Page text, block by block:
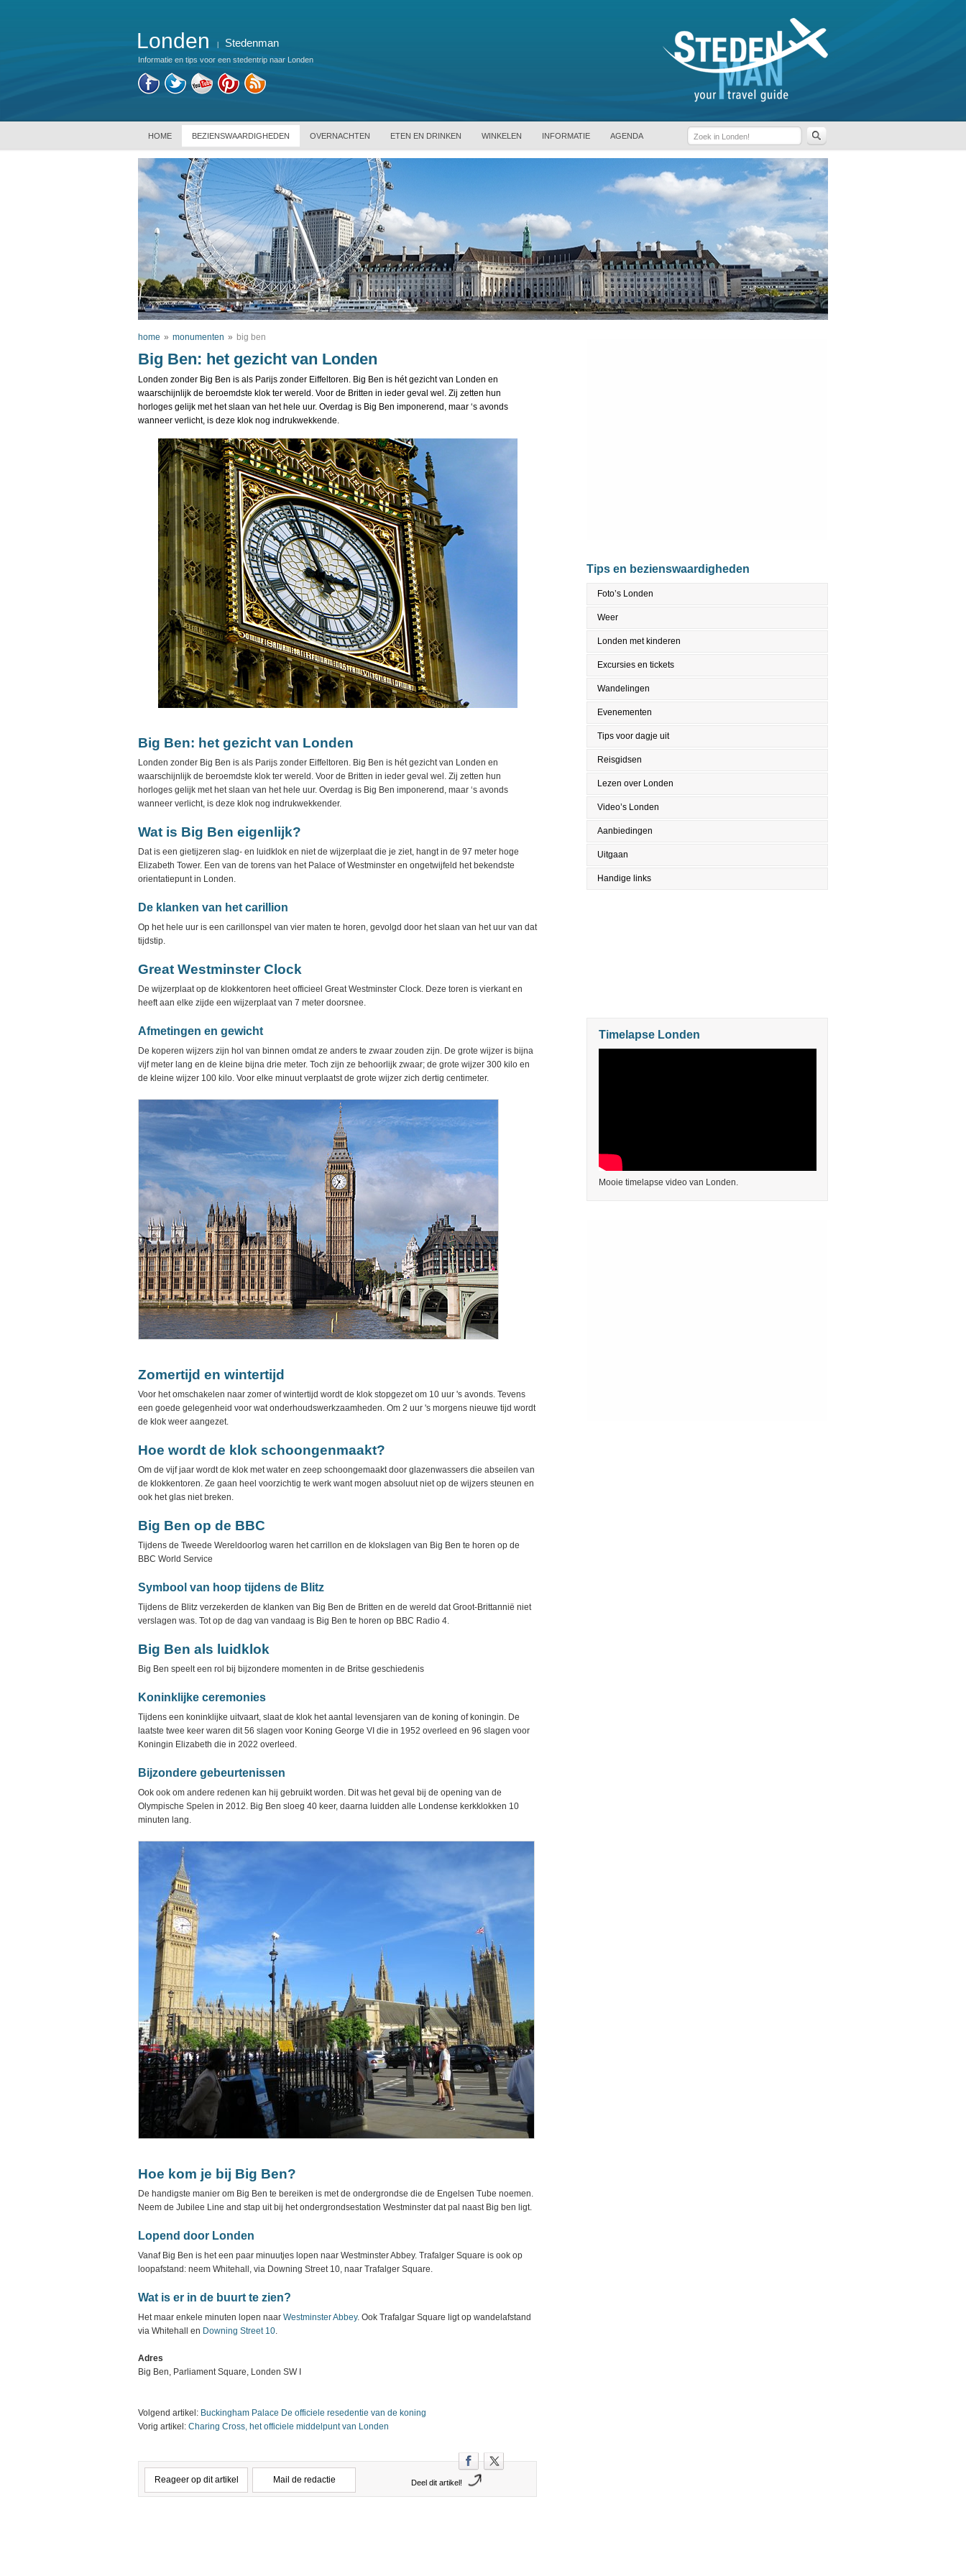
Londen Stedenman
Informatie en tips voor een stedentrip naar Londen
HOME BEZIENSWAARDIGHEDEN OVERNACHTEN ETEN EN DRINKEN WINKELEN INFORMATIE AGENDA
home » monumenten » big ben
Big Ben: het gezicht van Londen
Londen zonder Big Ben is als Parijs zonder Eiffeltoren. Big Ben is hét gezicht van Londen en
waarschijnlijk de beroemdste klok ter wereld. Voor de Britten in ieder geval wel. Zij zetten hun
horloges gelijk met het slaan van het hele uur. Overdag is Big Ben imponerend, maar ‘s avonds
wanneer verlicht, is deze klok nog indrukwekkende.
Big Ben: het gezicht van Londen
Londen zonder Big Ben is als Parijs zonder Eiffeltoren. Big Ben is hét gezicht van Londen en
waarschijnlijk de beroemdste klok ter wereld. Voor de Britten in ieder geval wel. Zij zetten hun
horloges gelijk met het slaan van het hele uur. Overdag is Big Ben imponerend, maar ‘s avonds
wanneer verlicht, is deze klok nog indrukwekkender.
Wat is Big Ben eigenlijk?
Dat is een gietijzeren slag- en luidklok en niet de wijzerplaat die je ziet, hangt in de 97 meter hoge
Elizabeth Tower. Een van de torens van het Palace of Westminster en ongetwijfeld het bekendste
orientatiepunt in Londen.
De klanken van het carillion
Op het hele uur is een carillonspel van vier maten te horen, gevolgd door het slaan van het uur van dat
tijdstip.
Great Westminster Clock
De wijzerplaat op de klokkentoren heet officieel Great Westminster Clock. Deze toren is vierkant en
heeft aan elke zijde een wijzerplaat van 7 meter doorsnee.
Afmetingen en gewicht
De koperen wijzers zijn hol van binnen omdat ze anders te zwaar zouden zijn. De grote wijzer is bijna
vijf meter lang en de kleine bijna drie meter. Toch zijn ze behoorlijk zwaar; de grote wijzer 300 kilo en
de kleine wijzer 100 kilo. Voor elke minuut verplaatst de grote wijzer zich dertig centimeter.
Zomertijd en wintertijd
Voor het omschakelen naar zomer of wintertijd wordt de klok stopgezet om 10 uur 's avonds. Tevens
een goede gelegenheid voor wat onderhoudswerkzaamheden. Om 2 uur 's morgens nieuwe tijd wordt
de klok weer aangezet.
Hoe wordt de klok schoongenmaakt?
Om de vijf jaar wordt de klok met water en zeep schoongemaakt door glazenwassers die abseilen van
de klokkentoren. Ze gaan heel voorzichtig te werk want mogen absoluut niet op de wijzers steunen en
ook het glas niet breken.
Big Ben op de BBC
Tijdens de Tweede Wereldoorlog waren het carrillon en de klokslagen van Big Ben te horen op de
BBC World Service
Symbool van hoop tijdens de Blitz
Tijdens de Blitz verzekerden de klanken van Big Ben de Britten en de wereld dat Groot-Brittannië niet
verslagen was. Tot op de dag van vandaag is Big Ben te horen op BBC Radio 4.
Big Ben als luidklok
Big Ben speelt een rol bij bijzondere momenten in de Britse geschiedenis
Koninklijke ceremonies
Tijdens een koninklijke uitvaart, slaat de klok het aantal levensjaren van de koning of koningin. De
laatste twee keer waren dit 56 slagen voor Koning George VI die in 1952 overleed en 96 slagen voor
Koningin Elizabeth die in 2022 overleed.
Bijzondere gebeurtenissen
Ook ook om andere redenen kan hij gebruikt worden. Dit was het geval bij de opening van de
Olympische Spelen in 2012. Big Ben sloeg 40 keer, daarna luidden alle Londense kerkklokken 10
minuten lang.
Hoe kom je bij Big Ben?
De handigste manier om Big Ben te bereiken is met de ondergrondse die de Engelsen Tube noemen.
Neem de Jubilee Line and stap uit bij het ondergrondsestation Westminster dat pal naast Big ben ligt.
Lopend door Londen
Vanaf Big Ben is het een paar minuutjes lopen naar Westminster Abbey. Trafalger Square is ook op
loopafstand: neem Whitehall, via Downing Street 10, naar Trafalger Square.
Wat is er in de buurt te zien?
Het maar enkele minuten lopen naar Westminster Abbey. Ook Trafalgar Square ligt op wandelafstand
via Whitehall en Downing Street 10.
Adres
Big Ben, Parliament Square, Londen SW I
Volgend artikel: Buckingham Palace De officiele resedentie van de koning
Vorig artikel: Charing Cross, het officiele middelpunt van Londen
Reageer op dit artikel Mail de redactie Deel dit artikel!
Tips en bezienswaardigheden
Foto’s Londen
Weer
Londen met kinderen
Excursies en tickets
Wandelingen
Evenementen
Tips voor dagje uit
Reisgidsen
Lezen over Londen
Video’s Londen
Aanbiedingen
Uitgaan
Handige links
Timelapse Londen
Mooie timelapse video van Londen.